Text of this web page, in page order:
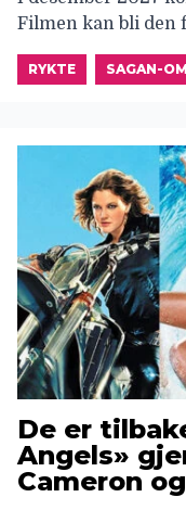
Filmen kan bli den
RYKTE SAGAN-
De er
Angels»
Cameron